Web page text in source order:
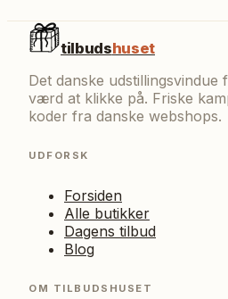
tilbudshuset
Det danske
værd at klikke på. Friske
koder fra danske webshops.
UDFORSK
Forsiden
Alle butikker
Dagens tilbud
Blog
OM TILBUDSHUSET